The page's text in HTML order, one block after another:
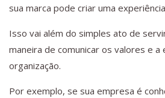
sua marca pode criar uma
Isso vai além do simples ato de
maneira de comunicar os valores e a
organização.
Por exemplo, se sua empresa é